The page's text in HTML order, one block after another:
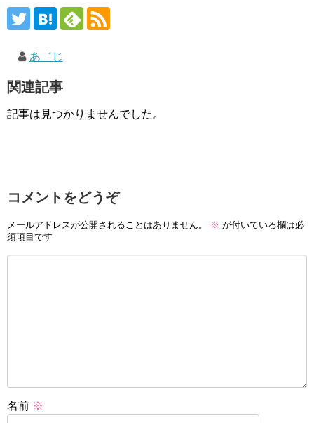
あ゛じ
関連記事
記事は見つかりませんでした。
コメントをどうぞ
メールアドレスが公開されることはありません。 ※ が付いている欄は必
須項目です
名前 ※